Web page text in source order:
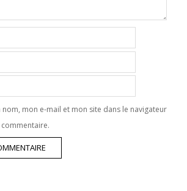
nom, mon e-mail et mon site dans le navigateur